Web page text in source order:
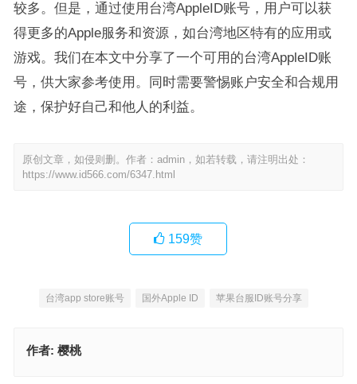
较多。但是，通过使用台湾AppleID账号，用户可以获
得更多的Apple服务和资源，如台湾地区特有的应用或
游戏。我们在本文中分享了一个可用的台湾AppleID账
号，供大家参考使用。同时需要警惕账户安全和合规用
途，保护好自己和他人的利益。
原创文章，如侵则删。作者：admin，如若转载，请注明出处：
https://www.id566.com/6347.html
159赞
台湾app store账号 国外Apple ID 苹果台服ID账号分享
作者: 樱桃